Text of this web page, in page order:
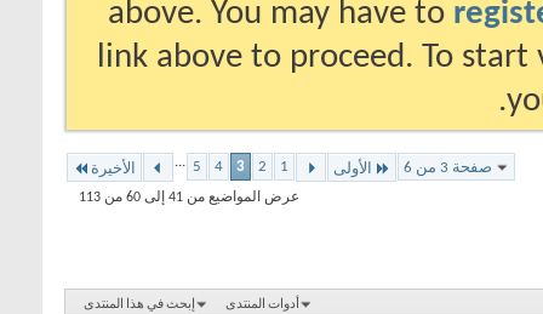
above. You may have to
link above to proceed. To
صفحة 3 من 6 الأولى 1
2
3
4
5
... الأخيرة
عرض المواضيع من 41 إلى 60 من 113
أدوات المنتدى إبحث في هذا المنتدى